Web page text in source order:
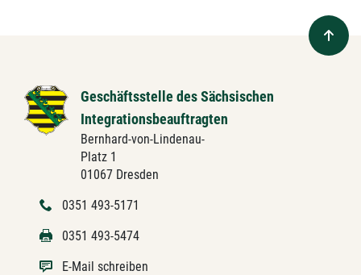
Geschäftsstelle des Sächsischen
Integrationsbeauftragten
Bernhard-von-Lindenau-
Platz 1
01067 Dresden
0351 493-5171
0351 493-5474
E-Mail schreiben